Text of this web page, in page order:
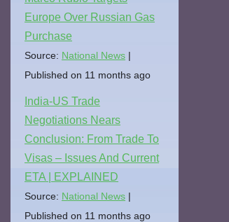
Europe Over Russian Gas
Purchase
Source: National News
Published on 11 months ago
India-US Trade
Negotiations Nears
Conclusion: From Trade To
Visas – Issues And Current
ETA | EXPLAINED
Source: National News
Published on 11 months ago